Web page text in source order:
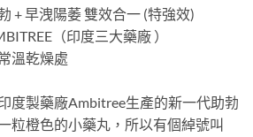
+ 早洩陽萎 雙效合一 (特強效)
（印度三大藥廠 ）
溫乾燥處
度製藥廠Ambitree生產的新一代助勃
粒橙色的小藥丸，所以有個綽號叫